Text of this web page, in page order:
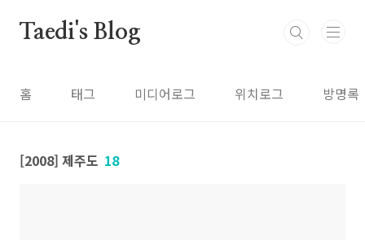
Taedi's Blog
홈 태그 미디어로그 위치로그 방명록
[2008] 제주도 18